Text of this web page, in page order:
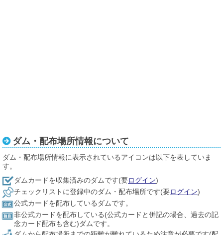
ダム・配布場所情報について
ダム・配布場所情報に表示されているアイコンは以下を表していま
す。
ダムカードを収集済みのダムです(要ログイン)
チェックリストに登録中のダム・配布場所です(要ログイン)
公式カードを配布しているダムです。
非公式カードを配布している(公式カードと併記の場合、過去の記
念カード配布も含む)ダムです。